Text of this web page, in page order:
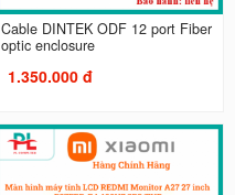
Cable DINTEK ODF 12 port Fiber
optic enclosure
1.350.000 đ